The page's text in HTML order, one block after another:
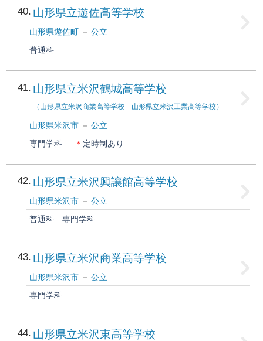
40 山形県立遊佐高等学校
山形県遊佐町
公立
普通科
41 山形県立米沢鶴城高等学校
（山形県立米沢商業高等学校 山形県立米沢工業高等学校）
山形県米沢市
公立
専門学科
＊ 定時制あり
42 山形県立米沢興讓館高等学校
山形県米沢市
公立
普通科
専門学科
43 山形県立米沢商業高等学校
山形県米沢市
公立
専門学科
44 山形県立米沢東高等学校